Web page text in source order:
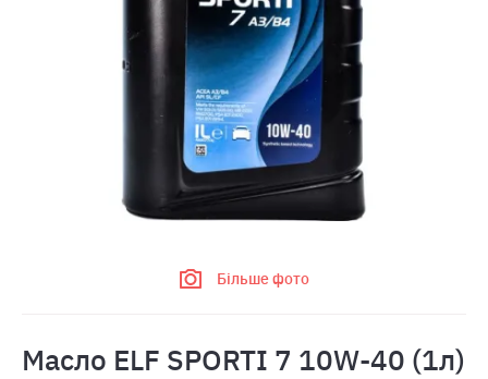
Більше фото
Масло ELF SPORTI 7 10W-40 (1л)